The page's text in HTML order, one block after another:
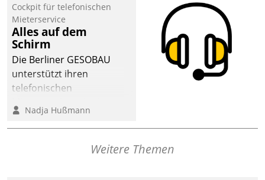
der
Wohnungswirtschaft“.
Bewerben können sich
dafür ein Team
bestehend aus
Wohnungsunternehmen
und PropTech.
Cockpit für telefonischen
Mieterservice
Alles auf dem
Schirm
Die Berliner GESOBAU
unterstützt ihren
telefonischen
digitalen Cockpit, das
situationsbezogen
passende Fragen und
Nadja Hußmann
Weitere Themen